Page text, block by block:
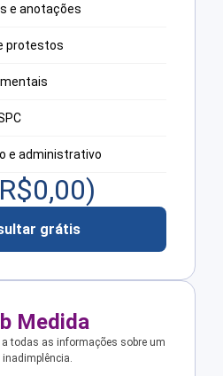
e anotações
protestos
e administrativo
0,00)
grátis
Medida
todas as informações sobre um
inadimplência.